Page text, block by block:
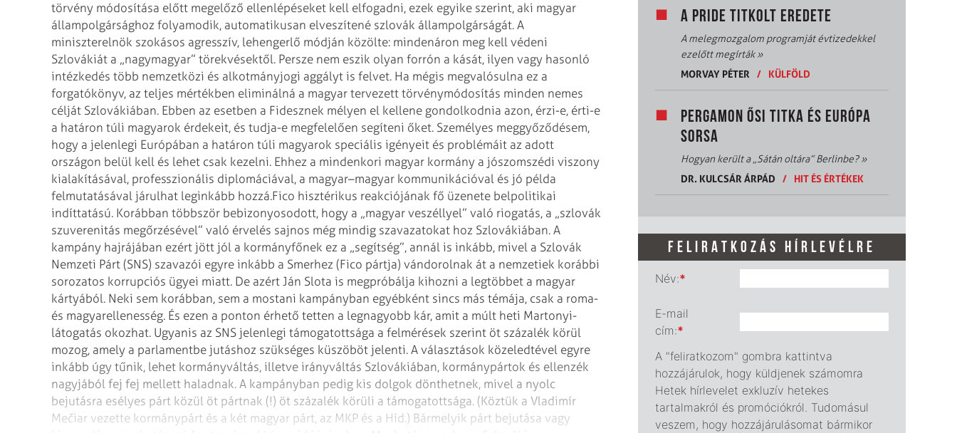
törvény módosítása előtt megelőző ellenlépéseket kell elfogadni, ezek egyike szerint, aki magyar
állampolgársághoz folyamodik, automatikusan elveszítené szlovák állampolgárságát. A
miniszterelnök szokásos agresszív, lehengerlő módján közölte: mindenáron meg kell védeni
Szlovákiát a „nagymagyar” törekvésektől. Persze nem eszik olyan forrón a kását, ilyen vagy hasonló
intézkedés több nemzetközi és alkotmányjogi aggályt is felvet. Ha mégis megvalósulna ez a
forgatókönyv, az teljes mértékben eliminálná a magyar tervezett törvénymódosítás minden nemes
célját Szlovákiában. Ebben az esetben a Fidesznek mélyen el kellene gondolkodnia azon, érzi-e, érti-e
a határon túli magyarok érdekeit, és tudja-e megfelelően segíteni őket. Személyes meggyőződésem,
hogy a jelenlegi Európában a határon túli magyarok speciális igényeit és problémáit az adott
országon belül kell és lehet csak kezelni. Ehhez a mindenkori magyar kormány a jószomszédi viszony
kialakításával, professzionális diplomáciával, a magyar–magyar kommunikációval és jó példa
felmutatásával járulhat leginkább hozzá.Fico hisztérikus reakciójának fő üzenete belpolitikai
indíttatású. Korábban többször bebizonyosodott, hogy a „magyar veszéllyel” való riogatás, a „szlovák
szuverenitás megőrzésével” való érvelés sajnos még mindig szavazatokat hoz Szlovákiában. A
kampány hajrájában ezért jött jól a kor­­mány­főnek ez a „segítség”, annál is inkább, mivel a Szlovák
Nemzeti Párt (SNS) szavazói egyre inkább a Smerhez (Fico pártja) vándorolnak át a nemzetiek korábbi
sorozatos korrupciós ügyei miatt. De azért Ján Slota is megpróbálja kihozni a legtöbbet a magyar
kártyából. Neki sem korábban, sem a mostani kampányban egyébként sincs más témája, csak a roma-
és magyarellenesség. És ezen a ponton érhető tetten a legnagyobb kár, amit a múlt heti Martonyi-
látogatás okozhat. Ugyanis az SNS jelenlegi támogatottsága a felmérések szerint öt százalék körül
mozog, amely a parlamentbe jutáshoz szükséges küszöböt jelenti. A választások közeledtével egyre
inkább úgy tűnik, lehet kormányváltás, illetve irányváltás Szlovákiában, kormánypártok és ellenzék
nagyjából fej fej mellett haladnak. A kampányban pedig kis dolgok dönthetnek, mivel a nyolc
bejutásra esélyes párt közül öt pártnak (!) öt százalék körüli a támogatottsága. (Köztük a Vladimír
Mečiar vezette kormánypárt és a két magyar párt, az MKP és a Híd.) Bármelyik párt bejutása vagy
A PRIDE TITKOLT EREDETE
A melegmozgalom programját évtizedekkel
ezelőtt megírták»
MORVAY PÉTER
/ KÜLFÖLD
PERGAMON ŐSI TITKA ÉS EURÓPA
SORSA
Hogyan került a „Sátán oltára” Berlinbe?»
DR. KULCSÁR ÁRPÁD
/ HIT ÉS ÉRTÉKEK
FELIRATKOZÁS HÍRLEVÉLRE
Név:*
E-mail
cím:*
A "feliratkozom" gombra kattintva
hozzájárulok, hogy küldjenek számomra
Hetek hírlevelet exkluzív hetekes
tartalmakról és promóciókról. Tudomásul
veszem, hogy hozzájárulásomat bármikor